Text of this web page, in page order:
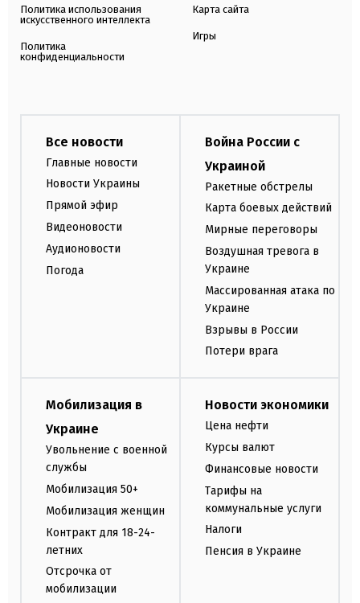
Политика использования
искусственного интеллекта
Политика
конфиденциальности
Карта сайта
Игры
Все новости
Главные новости
Новости Украины
Прямой эфир
Видеоновости
Аудионовости
Погода
Война России с
Украиной
Ракетные обстрелы
Карта боевых действий
Мирные переговоры
Воздушная тревога в
Украине
Массированная атака по
Украине
Взрывы в России
Потери врага
Мобилизация в
Украине
Увольнение с военной
службы
Мобилизация 50+
Мобилизация женщин
Контракт для 18-24-
летних
Отсрочка от
мобилизации
Новости экономики
Цена нефти
Курсы валют
Финансовые новости
Тарифы на
коммунальные услуги
Налоги
Пенсия в Украине